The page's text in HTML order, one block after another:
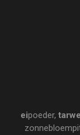
eipoeder, tarwe